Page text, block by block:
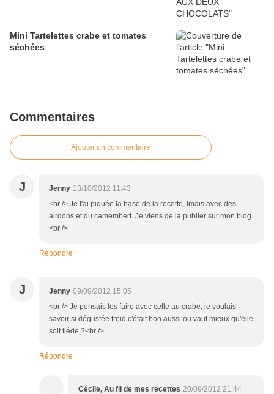
Mini Tartelettes crabe et tomates
séchées
Commentaires
Ajouter un commentaire
J Jenny 13/10/2012 11:43
<br /> Je t'ai piquée la base de la recette, lmais avec des
alrdons et du camembert. Je viens de la publier sur mon blog.
<br />
Répondre
J Jenny 09/09/2012 15:05
<br /> Je pensais les faire avec celle au crabe, je voulais
savoir si dégustée froid c'était bon aussi ou vaut mieux qu'elle
soit tiéde ?<br />
Répondre
Cécile, Au fil de mes recettes 20/09/2012 21:44